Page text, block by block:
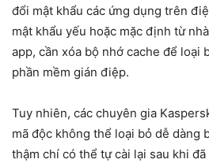
đổi mật khẩu các ứng dụng trên
mật khẩu yếu hoặc mặc định từ
app, cần xóa bộ nhớ cache để loại
phần mềm gián điệp.
Tuy nhiên, các chuyên gia
mã độc không thể loại bỏ dễ dàng
thậm chí có thể tự cài lại sau khi